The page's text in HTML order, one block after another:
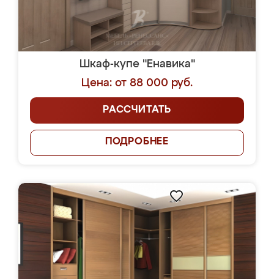
Шкаф-купе "Енавика"
Цена: от 88 000 руб.
РАССЧИТАТЬ
ПОДРОБНЕЕ